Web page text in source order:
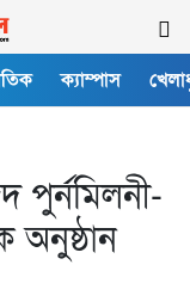
ক্যাম্পাস
পুর্নমিলনী-
অনুষ্ঠান